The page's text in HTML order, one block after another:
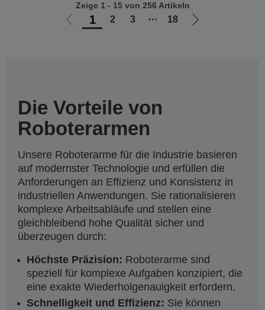
Zur
1 2 3 ⋯ 18
Zur
Zeige 1 - 15 von 256 Artikeln
Die Vorteile von
Roboterarmen
Unsere Roboterarme für die Industrie basieren
auf modernster Technologie und erfüllen die
Anforderungen an Effizienz und Konsistenz in
industriellen Anwendungen. Sie rationalisieren
komplexe Arbeitsabläufe und stellen eine
gleichbleibend hohe Qualität sicher und
überzeugen durch:
Höchste Präzision: Roboterarme sind
speziell für komplexe Aufgaben konzipiert, die
eine exakte Wiederholgenauigkeit erfordern.
Schnelligkeit und Effizienz: Sie können